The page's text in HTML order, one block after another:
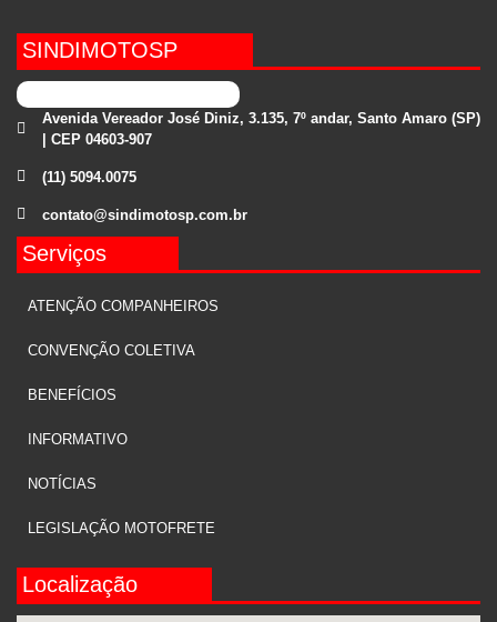
SINDIMOTOSP
Avenida Vereador José Diniz, 3.135, 7º andar, Santo Amaro (SP)
| CEP 04603-907
(11) 5094.0075
contato@sindimotosp.com.br
Serviços
ATENÇÃO COMPANHEIROS
CONVENÇÃO COLETIVA
BENEFÍCIOS
INFORMATIVO
NOTÍCIAS
LEGISLAÇÃO MOTOFRETE
Localização